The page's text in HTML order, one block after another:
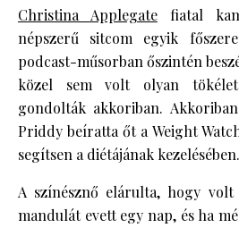
Christina Applegatefiatal
népszerű sitcom egyik
podcast-műsorban őszintén
közel sem volt olyan
gondolták akkoriban.
Priddy beíratta őt a Weight
segítsen a diétájának kezelésében.
A színésznő elárulta, hogy
mandulát evett egy nap, és ha